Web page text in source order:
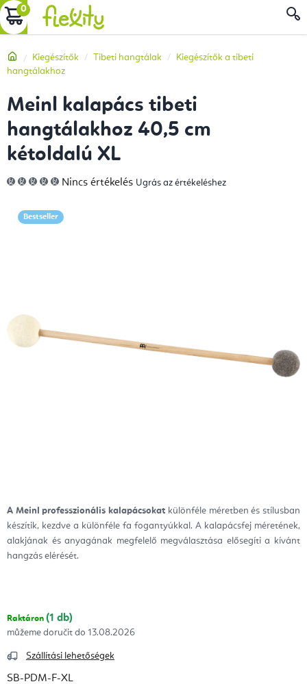
Ugrás
a
tartalomhoz
KOSÁR
Kezdőlap
Kiegészítők Tibeti hangtálak
Kiegészítők a tibeti
hangtálakhoz
A Meinl professzionális kalapácsokat különféle méretben és stílusban
készítik, kezdve a különféle fa fogantyúkkal. A kalapácsfej méretének,
alakjának és anyagának megfelelő megválasztása elősegíti a kívánt
hangzás elérését.
Raktáron (1 db)
13.08.2026
Szállítási lehetőségek
SB-PDM-F-XL
Meinl kalapács tibeti
hangtálakhoz 40,5 cm
kétoldalú XL
A
termék
5-
ből
Nincs értékelés Ugrás az értékeléshez
Bestseller